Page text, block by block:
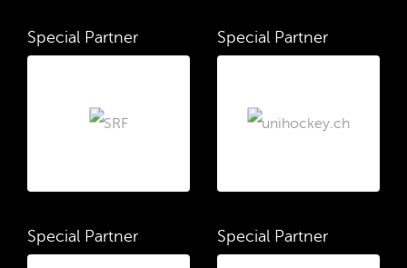
Special Partner Special Partner
Special Partner Special Partner